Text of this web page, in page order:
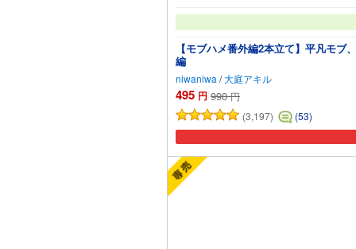
【モブハメ番外編2本立て】平凡モ
編
niwaniwa/大庭アキル
495 円 990 円
(3,197)
(53)